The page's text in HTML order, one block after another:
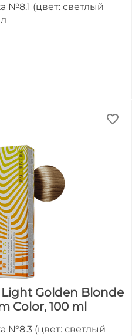
№8.1 (цвет: светлый
Light Golden Blonde
Color, 100 ml
№8.3 (цвет: светлый